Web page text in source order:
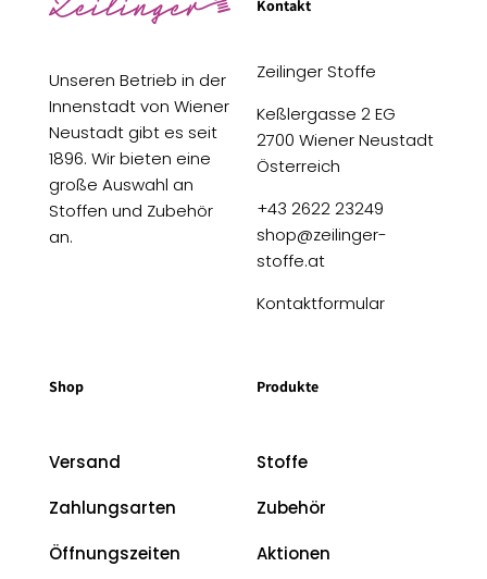
Unseren Betrieb in der
Innenstadt von Wiener
Neustadt gibt es seit
1896. Wir bieten eine
große Auswahl an
Stoffen und Zubehör
an.
Kontakt
Zeilinger Stoffe
Keßlergasse 2 EG
2700 Wiener Neustadt
Österreich
+43 2622 23249
shop@zeilinger-
stoffe.at
Kontaktformular
Shop
Versand
Zahlungsarten
Öffnungszeiten
Produkte
Stoffe
Zubehör
Aktionen